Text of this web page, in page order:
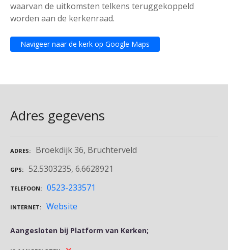
waarvan de uitkomsten telkens teruggekoppeld
worden aan de kerkenraad.
Navigeer naar de kerk op Google Maps
Adres gegevens
ADRES Broekdijk 36, Bruchterveld
GPS 52.5303235, 6.6628921
TELEFOON 0523-233571
INTERNET Website
Aangesloten bij Platform van Kerken;